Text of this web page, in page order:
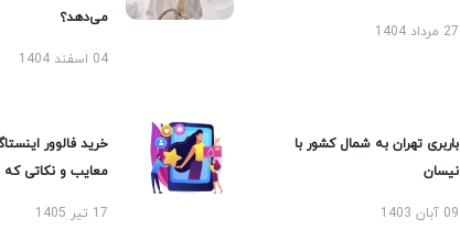
27 مرداد 1404
می‌دهد؟
04 اسفند 1404
باربری تهران به شمال کشور با
نیسان
09 آبان 1403
خرید فالوور
معایب و نکاتی که
17 تیر 1405